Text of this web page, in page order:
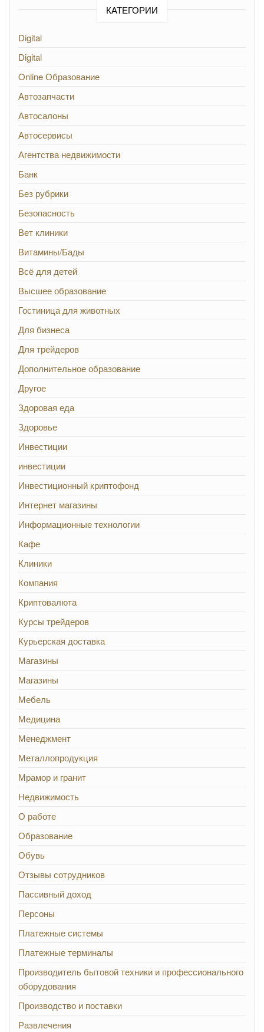
КАТЕГОРИИ
Digital
Digital
Online Образование
Автозапчасти
Автосалоны
Автосервисы
Агентства недвижимости
Банк
Без рубрики
Безопасность
Вет клиники
Витамины/Бады
Всё для детей
Высшее образование
Гостиница для животных
Для бизнеса
Для трейдеров
Дополнительное образование
Другое
Здоровая еда
Здоровье
Инвестиции
инвестиции
Инвестиционный криптофонд
Интернет магазины
Информационные технологии
Кафе
Клиники
Компания
Криптовалюта
Курсы трейдеров
Курьерская доставка
Магазины
Магазины
Мебель
Медицина
Менеджмент
Металлопродукция
Мрамор и гранит
Недвижимость
О работе
Образование
Обувь
Отзывы сотрудников
Пассивный доход
Персоны
Платежные системы
Платежные терминалы
Производитель бытовой техники и профессионального
оборудования
Производство и поставки
Развлечения